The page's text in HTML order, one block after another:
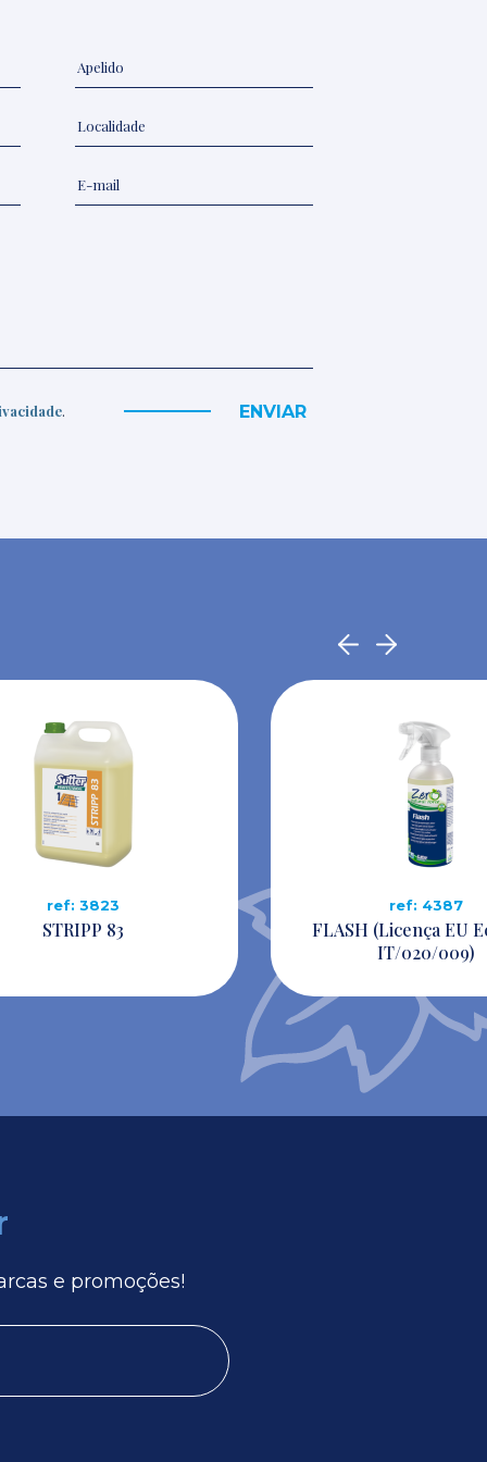
. ENVIAR
ref: 3823
STRIPP 83
ref: 4387
FLASH (Licença EU
IT/020/009)
e promoções!